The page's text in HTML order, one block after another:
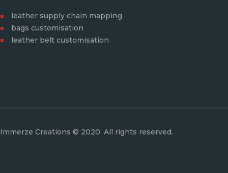
leather supply chain mapping
bags customisation
leather belt customisation
Immerze Creations © 2020. All rights reserved.